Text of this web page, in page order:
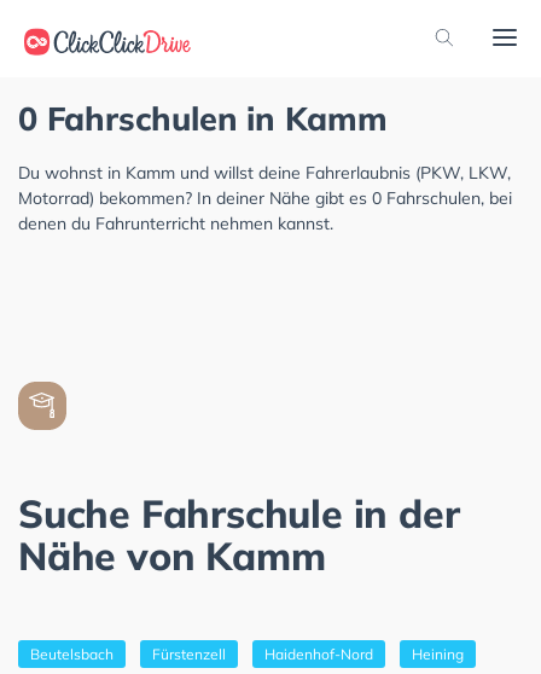
0 Fahrschulen in Kamm
Du wohnst in Kamm und willst deine Fahrerlaubnis (PKW, LKW,
Motorrad) bekommen? In deiner Nähe gibt es 0 Fahrschulen, bei
denen du Fahrunterricht nehmen kannst.
Suche Fahrschule in der
Nähe von Kamm
Beutelsbach Fürstenzell Haidenhof-Nord Heining